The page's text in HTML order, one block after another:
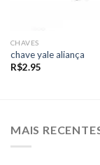
CHAVES
chave yale aliança
R$2.95
MAIS